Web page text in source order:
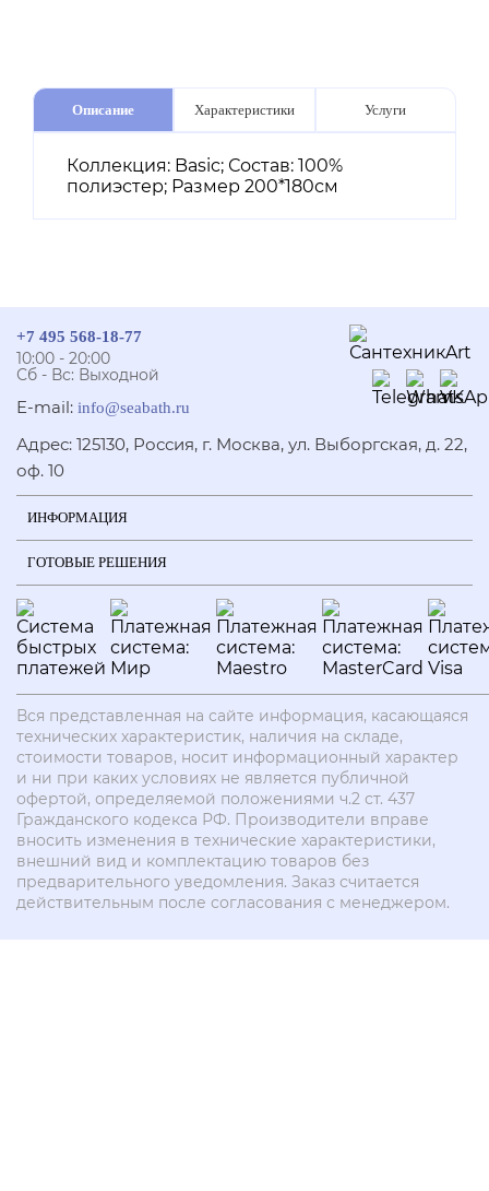
Описание Характеристики Услуги
Коллекция: Basic; Состав: 100%
полиэстер; Размер 200*180см
ГОТОВЫЕ РЕШЕНИЯ
ИНФОРМАЦИЯ
+7 495 568-18-77
E-mail: info@seabath.ru
Адрес: 125130, Россия, г. Москва, ул. Выборгская, д. 22,
оф. 10
10:00 - 20:00
Сб - Вс: Выходной
Вся представленная на сайте информация, касающаяся
технических характеристик, наличия на складе,
стоимости товаров, носит информационный характер
и ни при каких условиях не является публичной
офертой, определяемой положениями ч.2 ст. 437
Гражданского кодекса РФ. Производители вправе
вносить изменения в технические характеристики,
внешний вид и комплектацию товаров без
предварительного уведомления. Заказ считается
действительным после согласования с менеджером.